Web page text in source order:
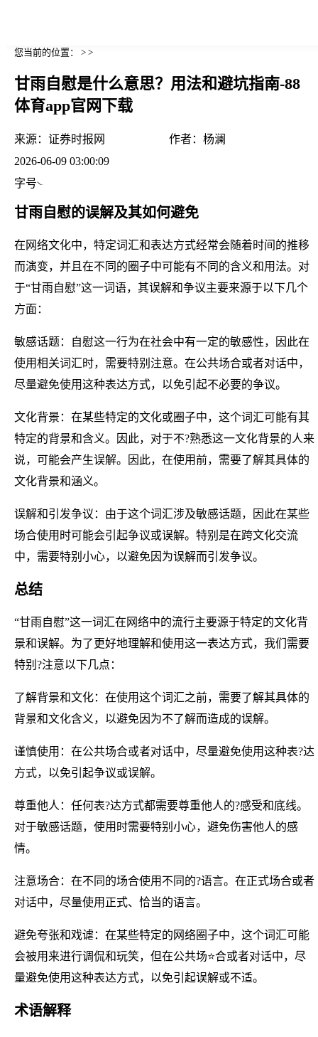
您当前的位置： > >
甘雨自慰是什么意思？用法和避坑指南-88
体育app官网下载
来源： 证券时报网 作者： 杨澜
2026-06-09 03:00:09
字号
甘雨自慰的误解及其如何避免
在网络文化中，特定词汇和表达方式经常会随着时间的推移
而演变，并且在不同的圈子中可能有不同的含义和用法。对
于“甘雨自慰”这一词语，其误解和争议主要来源于以下几个
方面：
敏感话题：自慰这一行为在社会中有一定的敏感性，因此在
使用相关词汇时，需要特别注意。在公共场合或者对话中，
尽量避免使用这种表达方式，以免引起不必要的争议。
文化背景：在某些特定的文化或圈子中，这个词汇可能有其
特定的背景和含义。因此，对于不?熟悉这一文化背景的人来
说，可能会产生误解。因此，在使用前，需要了解其具体的
文化背景和涵义。
误解和引发争议：由于这个词汇涉及敏感话题，因此在某些
场合使用时可能会引起争议或误解。特别是在跨文化交流
中，需要特别小心，以避免因为误解而引发争议。
总结
“甘雨自慰”这一词汇在网络中的流行主要源于特定的文化背
景和误解。为了更好地理解和使用这一表达方式，我们需要
特别?注意以下几点：
了解背景和文化：在使用这个词汇之前，需要了解其具体的
背景和文化含义，以避免因为不了解而造成的误解。
谨慎使用：在公共场合或者对话中，尽量避免使用这种表?达
方式，以免引起争议或误解。
尊重他人：任何表?达方式都需要尊重他人的?感受和底线。
对于敏感话题，使用时需要特别小心，避免伤害他人的感
情。
注意场合：在不同的场合使用不同的?语言。在正式场合或者
对话中，尽量使用正式、恰当的语言。
避免夸张和戏谑：在某些特定的网络圈子中，这个词汇可能
会被用来进行调侃和玩笑，但在公共场⭐合或者对话中，尽
量避免使用这种表达方式，以免引起误解或不适。
术语解释